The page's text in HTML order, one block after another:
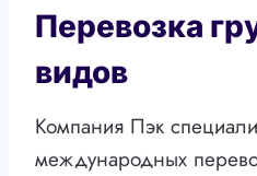
Перевозка
видов
Компания Пэк
международных